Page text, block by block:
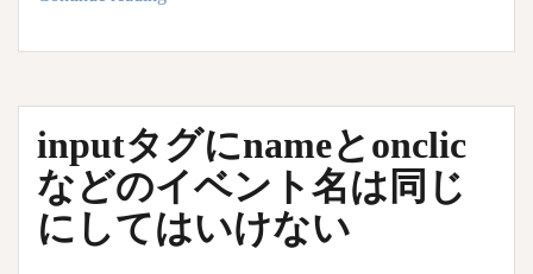
方
法
の
開
for-
in
for-
inputタグにnameとonclic
などのイベント名は同じ
にしてはいけない